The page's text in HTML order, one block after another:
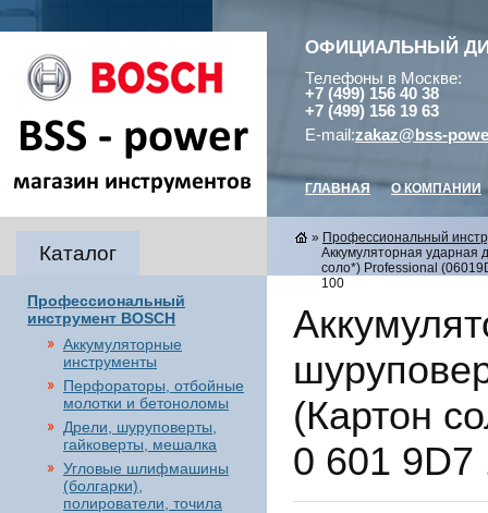
ОФИЦИАЛЬНЫЙ
Телефоны в Москве:
+7 (499) 156 40 38
+7 (499) 156 19 63
E-mail:zakaz@bss-
ГЛАВНАЯ О КОМПАНИИ
Каталог
Профессиональный
инструмент BOSCH
Аккумуляторные
инструменты
Перфораторы, отбойные
молотки и бетоноломы
Дрели, шуруповерты,
гайковерты, мешалка
Угловые шлифмашины
(болгарки),
полирователи, точила
» Профессиональный
Аккумуляторная ударная
соло*) Professional
100
(Картон
0 601 9D7